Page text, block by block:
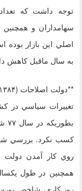
توجه داشت كه
سهامداران و
به سال ماقبل كاهش
**دولت اصلاحات (۱۳۸۴-۱۳۷۶)
كسب نكرد. بررسي